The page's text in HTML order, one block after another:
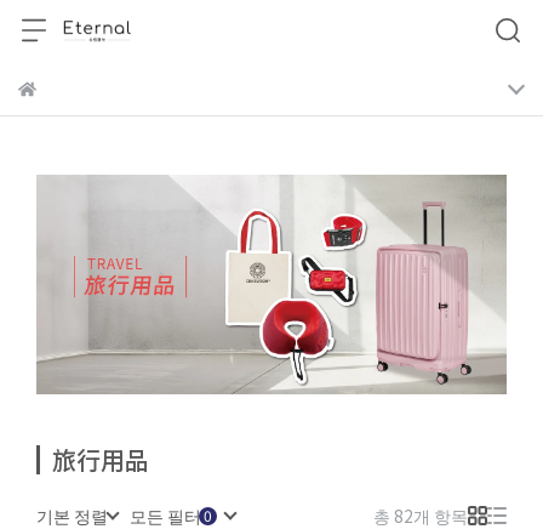
旅行用品
기본 정렬 모든 필터 총 82개 항목